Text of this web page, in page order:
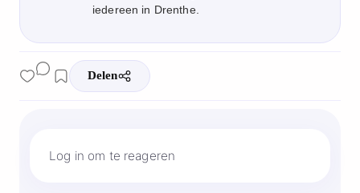
iedereen in Drenthe.
Log in om te reageren